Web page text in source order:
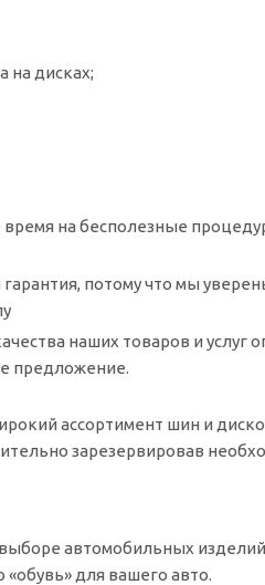
на дисках;
на бесполезные
потому что мы
наших товаров и
предложение.
ассортимент шин и
зарезервировав
автомобильных
для вашего авто.